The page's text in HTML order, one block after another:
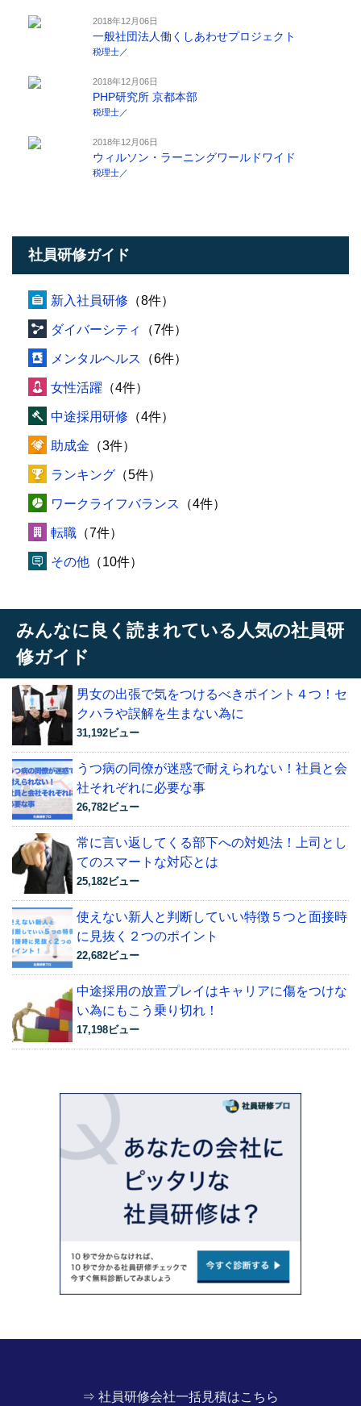
2018年12月06日
一般社団法人働くしあわせプロジェクト
税理士 ／
2018年12月06日
PHP研究所 京都本部
税理士 ／
2018年12月06日
ウィルソン・ラーニングワールドワイド
税理士 ／
社員研修ガイド
新入社員研修 （8件）
ダイバーシティ （7件）
メンタルヘルス （6件）
女性活躍 （4件）
中途採用研修 （4件）
助成金 （3件）
ランキング （5件）
ワークライフバランス （4件）
転職 （7件）
その他 （10件）
みんなに良く読まれている人気の社員研
修ガイド
男女の出張で気をつけるべきポイント４つ！セ
クハラや誤解を生まない為に
31,192ビュー
うつ病の同僚が迷惑で耐えられない！社員と会
社それぞれに必要な事
26,782ビュー
常に言い返してくる部下への対処法！上司とし
てのスマートな対応とは
25,182ビュー
使えない新人と判断していい特徴５つと面接時
に見抜く２つのポイント
22,682ビュー
中途採用の放置プレイはキャリアに傷をつけな
い為にもこう乗り切れ！
17,198ビュー
⇒ 社員研修会社一括見積はこちら